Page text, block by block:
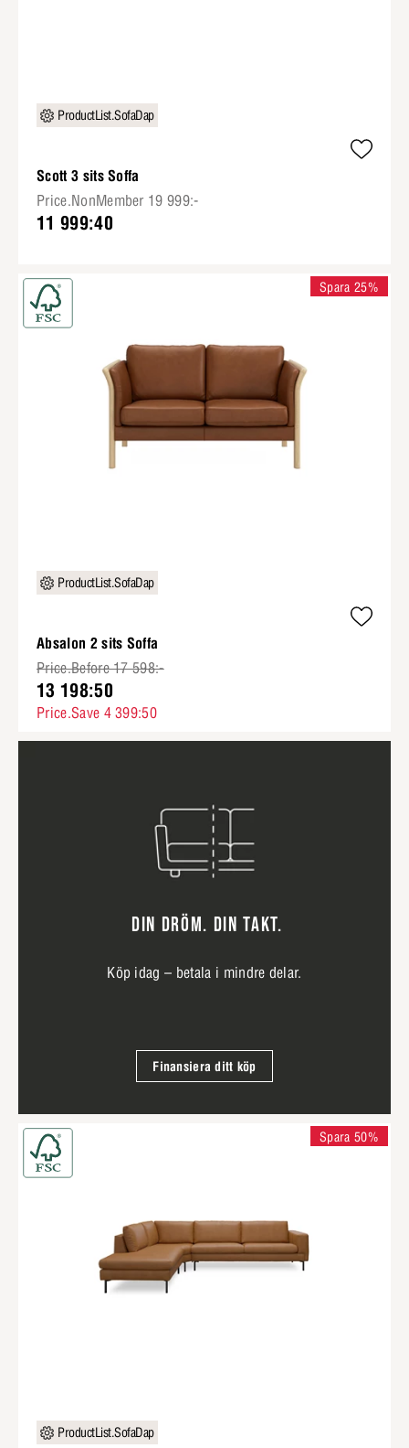
ProductList.SofaDap
Scott 3 sits Soffa
Price.NonMember 19 999:-
11 999:40
ProductList.SofaDap
Absalon 2 sits Soffa
Price.Before 17 598:-
13 198:50
Price.Save 4 399:50
Spara 25%
DIN DRÖM. DIN TAKT.
Köp idag – betala i mindre delar.
Finansiera ditt köp
ProductList.SofaDap
Spara 50%